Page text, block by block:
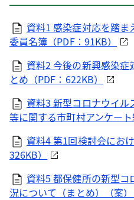
資料1 感染症対応を踏
委員名簿（PDF：91KB）
資料2 今後の新興感染症
とめ（PDF：622KB）
資料3 新型コロナウイ
等に関する市町村アンケート
資料4 第1回検討会にお
326KB）
資料5 都保健所の新型
況について（まとめ）（案）